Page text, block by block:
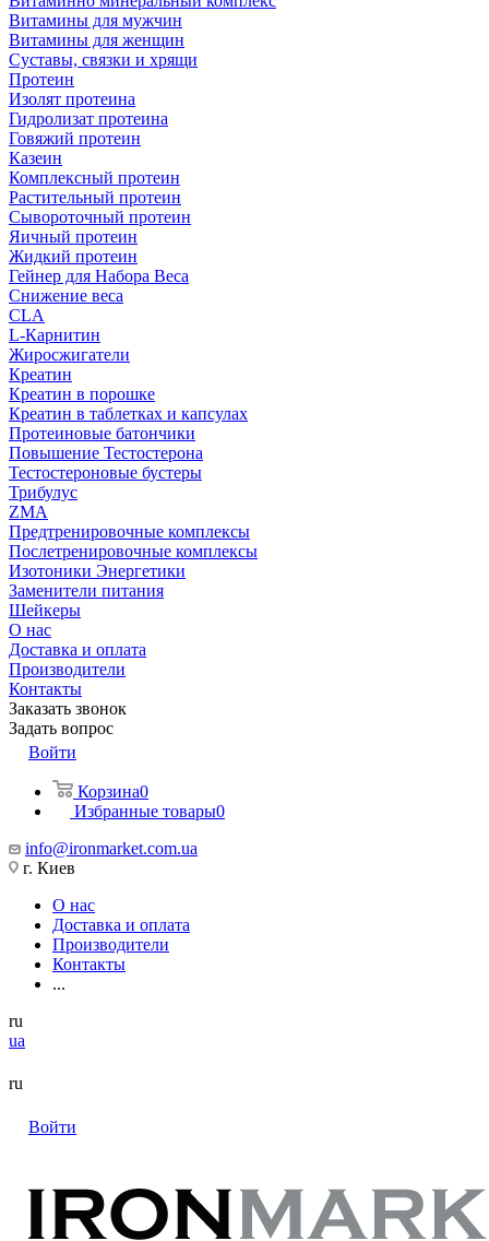
Витамины для мужчин
Витамины для женщин
Суставы, связки и хрящи
Протеин
Изолят протеина
Гидролизат протеина
Говяжий протеин
Казеин
Комплексный протеин
Растительный протеин
Сывороточный протеин
Яичный протеин
Жидкий протеин
Гейнер для Набора Веса
Снижение веса
CLA
L-Карнитин
Жиросжигатели
Креатин
Креатин в порошке
Креатин в таблетках и капсулах
Протеиновые батончики
Повышение Тестостерона
Тестостероновые бустеры
Трибулус
ZMA
Предтренировочные комплексы
Послетренировочные комплексы
Изотоники Энергетики
Заменители питания
Шейкеры
О нас
Доставка и оплата
Производители
Контакты
Заказать звонок
Задать вопрос
Войти
Корзина0
Избранные товары0
info@ironmarket.com.ua
г. Киев
О нас
Доставка и оплата
Производители
Контакты
...
ru
ua
ru
Войти